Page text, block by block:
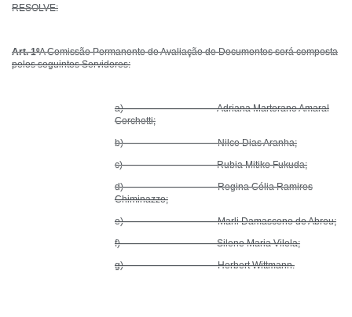
RESOLVE:
Art. 1ºA Comissão Permanente de Avaliação de Documentos será composta
pelos seguintes Servidores:
a) Adriana Martorano Amaral
Corchetti;
b) Nilce Dias Aranha;
c) Rubia Mitiko Fukuda;
d) Regina Célia Ramires
Chiminazzo;
e) Marli Damasceno de Abreu;
f) Silene Maria Vilela;
g) Herbert Wittmann.